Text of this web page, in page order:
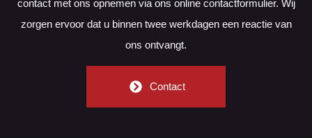
contact met ons opnemen via ons online contactformulier. Wij
zorgen ervoor dat u binnen twee werkdagen een reactie van
ons ontvangt.
Contact